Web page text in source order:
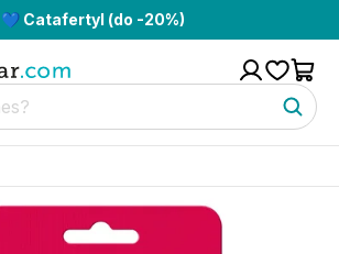
💙 Catafertyl (do -20%)